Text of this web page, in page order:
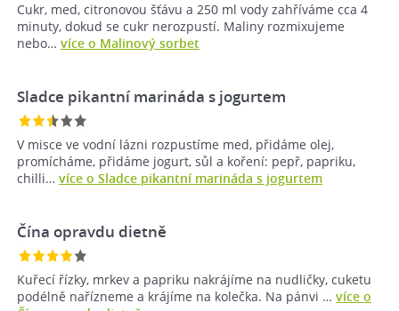
Cukr, med, citronovou šťávu a 250 ml vody zahříváme cca 4
minuty, dokud se cukr nerozpustí. Maliny rozmixujeme
nebo… více o Malinový sorbet
Sladce pikantní marináda s jogurtem
V misce ve vodní lázni rozpustíme med, přidáme olej,
promícháme, přidáme jogurt, sůl a koření: pepř, papriku,
chilli… více o Sladce pikantní marináda s jogurtem
Čína opravdu dietně
Kuřecí řízky, mrkev a papriku nakrájíme na nudličky, cuketu
podélně nařízneme a krájíme na kolečka. Na pánvi … více o